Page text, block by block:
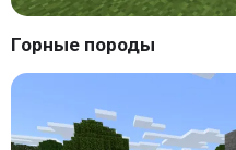
Горные породы